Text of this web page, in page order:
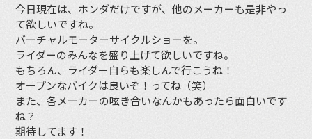
今日現在は、ホンダだけですが、他のメーカーも是非やっ
て欲しいですね。
バーチャルモーターサイクルショーを。
ライダーのみんなを盛り上げて欲しいですね。
もちろん、ライダー自らも楽しんで行こうね！
オープンなバイクは良いぞ！ってね（笑）
また、各メーカーの呟き合いなんかもあったら面白いです
ね？
期待してます！